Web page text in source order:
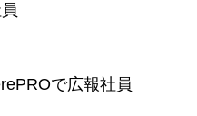
で広報社員